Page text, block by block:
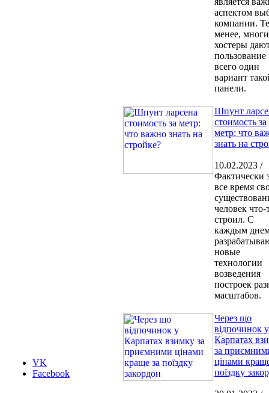
VK
Facebook
аспектом
компании.
менее,
хостеры
пользование
всего один
вариант
панели.
Шпунт
стоимость за
метр: что
знать на
10.02.2023 /
Фактически
все время
человек что-
строил. С
каждым
новые
технологии
возведения
построек
масштабов.
Через що
відпочинок у
Карпатах
за
цінами
поїздку